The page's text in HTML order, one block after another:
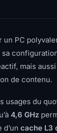
un PC
mais
de contenu.
usages du
4,6 GHz
cache L3